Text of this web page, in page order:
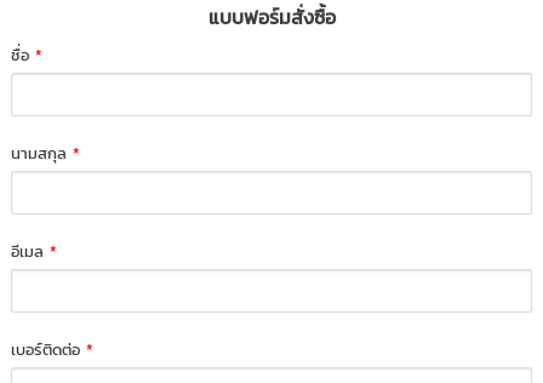
แบบฟอร์มสั่งซื้อ
ชื่อ*
นามสกุล*
อีเมล*
เบอร์ติดต่อ*